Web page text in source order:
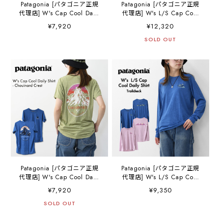
Patagonia [パタゴニア正規
代理店] W's Cap Cool Daily
Shirt - Trailcheck [45483]
ウィメンズ・キャプリー
ク）・半袖Tシャツ・
LADY'S [2026SS]
¥7,920
Patagonia [パタゴニア正規
代理店] W's L/S Cap Cool
Sun Shirt - Peak Visions
[44935] ウィメンズ・ロン
グスリーブ・キャプリー
（ピーク・ビジョンズ）長
袖Tシャツ・LADY'S
[2026SS]
¥12,320
SOLD OUT
Patagonia [パタゴニア正規
代理店] W's Cap Cool Daily
Shirt - Chouinard Crest
[45488] ウィメンズ・キャ
プリーン・クール・デイリ
¥7,920
SOLD OUT
Patagonia [パタゴニア正規
代理店] W's L/S Cap Cool
Daily Shirt - Trailcheck
[45458] ウィメンズ・ロング
¥9,350